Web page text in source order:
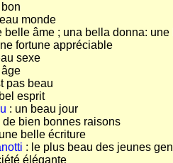
monde
belle âme ; una bella donna: une
fortune appréciable
sexe
pas beau
esprit
: un beau jour
de bien bonnes raisons
belle écriture
: le plus beau des jeunes
élégante